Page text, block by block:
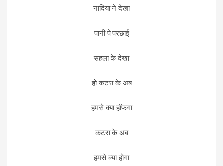
नादिया ने देखा
पानी पे परछाई
सहला के देखा
हो कटरा के अब
हमसे क्या हॉफगा
कटरा के अब
हमसे क्या होगा